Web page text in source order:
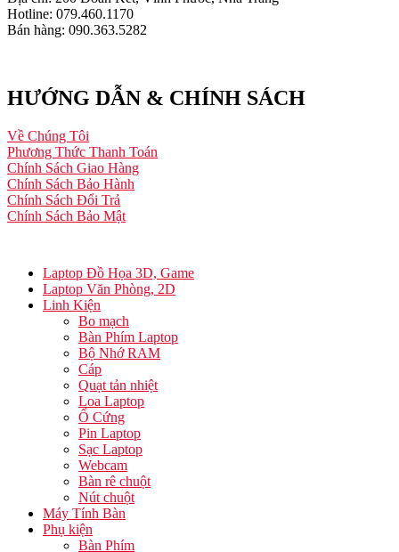
Hotline: 079.460.1170
Bán hàng: 090.363.5282
HƯỚNG DẪN & CHÍNH SÁCH
Về Chúng Tôi
Phương Thức Thanh Toán
Chính Sách Giao Hàng
Chính Sách Bảo Hành
Chính Sách Đổi Trả
Chính Sách Bảo Mật
Laptop Đồ Họa 3D, Game
Laptop Văn Phòng, 2D
Linh Kiện
Bo mạch
Bàn Phím Laptop
Bộ Nhớ RAM
Cáp
Quạt tản nhiệt
Loa Laptop
Ổ Cứng
Pin Laptop
Sạc Laptop
Webcam
Bàn rê chuột
Nút chuột
Máy Tính Bàn
Phụ kiện
Bàn Phím